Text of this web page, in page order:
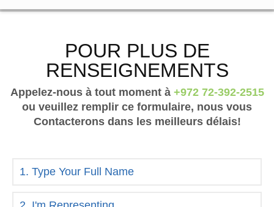
POUR PLUS DE
RENSEIGNEMENTS
Appelez-nous à tout moment à +972 72-392-2515
ou veuillez remplir ce formulaire, nous vous
Contacterons dans les meilleurs délais!